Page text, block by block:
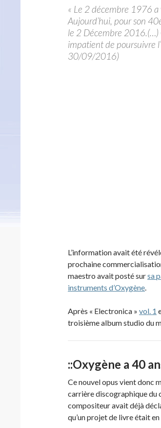
« Le 2 décembre 1976 a
Aujourd’hui, pour son
le 2 Décembre 2016.(…)
impatient de poursuivre
30/09/2016)
L’information avait été
prochaine
maestro avait posté sursa
instruments d’Oxygène.
Après « Electronica » vol. 1
troisième album studio du
::Oxygène a 40
Ce nouvel opus vient donc
carrière discographique du
compositeur avait déjà
qu’un projet de livre était en